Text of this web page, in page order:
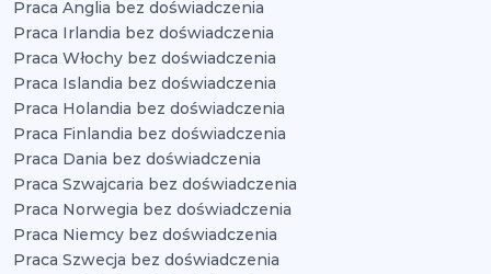
Praca Anglia bez doświadczenia
Praca Irlandia bez doświadczenia
Praca Włochy bez doświadczenia
Praca Islandia bez doświadczenia
Praca Holandia bez doświadczenia
Praca Finlandia bez doświadczenia
Praca Dania bez doświadczenia
Praca Szwajcaria bez doświadczenia
Praca Norwegia bez doświadczenia
Praca Niemcy bez doświadczenia
Praca Szwecja bez doświadczenia